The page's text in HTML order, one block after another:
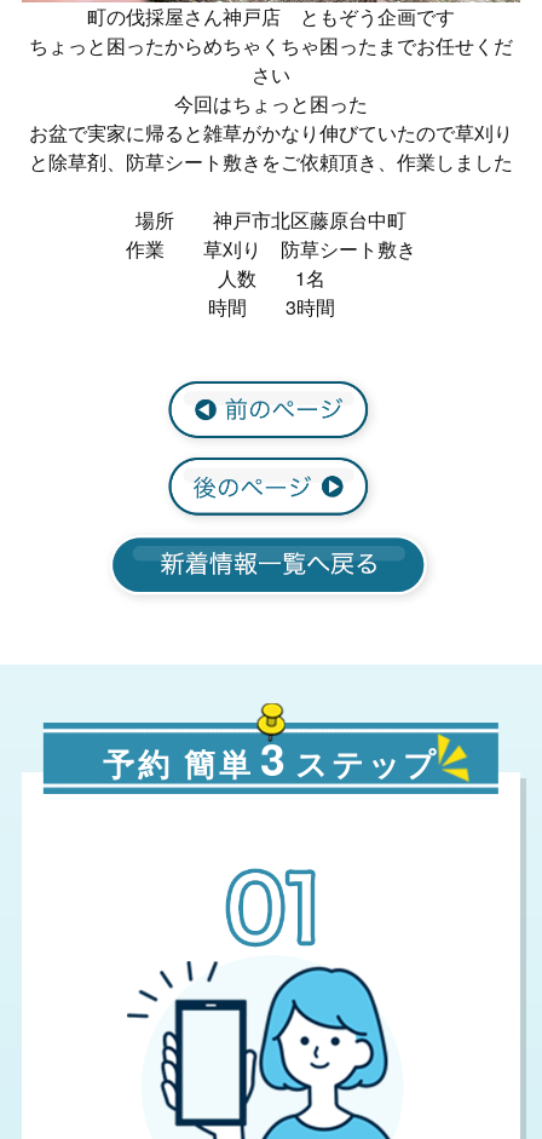
町の伐採屋さん神戸店 ともぞう企画です
ちょっと困ったからめちゃくちゃ困ったまでお任せくだ
さい
今回はちょっと困った
お盆で実家に帰ると雑草がかなり伸びていたので草刈り
と除草剤、防草シート敷きをご依頼頂き、作業しました
場所 神戸市北区藤原台中町
作業 草刈り 防草シート敷き
人数 1名
時間 3時間
予約 簡単 3 ステップ